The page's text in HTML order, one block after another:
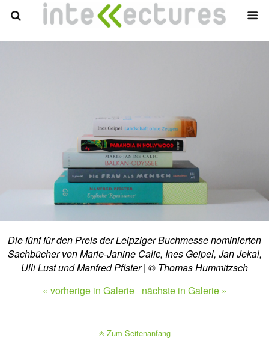
Die fünf für den Preis der Leipziger Buchmesse nominierten
Sachbücher von Marie-Janine Calic, Ines Geipel, Jan Jekal,
Ulli Lust und Manfred Pfister | © Thomas Hummitzsch
« vorherige in Galerie nächste in Galerie »
Zum Seitenanfang